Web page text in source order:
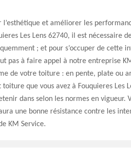
l’esthétique et améliorer les
Les Lens 62740, il est nécessaire
; et pour s’occuper de cette
pas à faire appel à notre entreprise
de votre toiture : en pente, plate ou
que vous avez à Fouquieres Les
dans selon les normes en vigueur.
une bonne résistance contre les
KM Service.